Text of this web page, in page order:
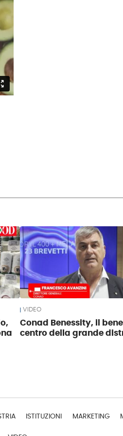
VIDEO
Conad Benessity, il
centro della grande
ISTITUZIONI MARKETING